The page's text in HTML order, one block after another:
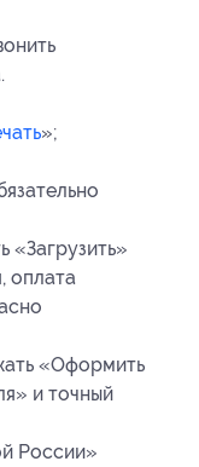
»;
«Загрузить»
оплата
«Оформить
и точный
России»